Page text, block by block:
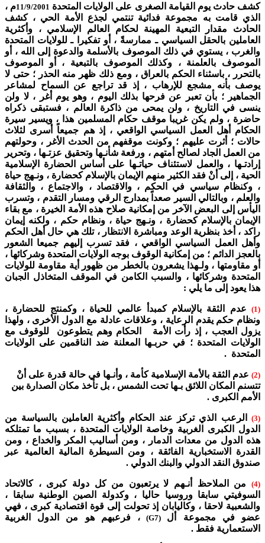
كشف حادث يوم القيامة الصغرى على الولايات المتحدة 11/9/2001م ،
الذي قامت به مجموعة فدائية تنتمي لجذع الأمة الحي ، كشف
الحادث مقدار التبعية المهينة لحكام العالم الإسلامي ، وأكثرية
العاملين بالحقل السياسي ـ ممارسةً ، أو تفكيرا ـ للولايات المتحدة
والغرب ، يستوي في ذلك الموصوف بالأسلمة والدعوة إلى الله ، أو
الموصوف بالعلمنة ، وكذلك الموصوف بالتبعية ، أو الموصوف
بالتحرر ، باسثناء الحكم بالعراق ، ومع ذلك ظهر منه الحذر ؛ حتى لا
يوصف بأنه مشجع للإرهاب ، إذ قد تراجع عن السماح لمشاعر
الجماهير ؛ بأن تعبر عن فرحها بذلك اليوم ، وهو يوم أغر ، لا ولن
ينسى في التاريخ ، ولن يمحى من ذاكرة العالم ، فستبقى ذكراه
حاضرة ، ولم يكن غريبا موقف حكام المسلمين هذا ، ويسير سيرة
الحكام أهل العمل السياسي الواقعي ، إذ هم جميعاً أسرى لثلاث
حالات ؛ أثرت عليهم ؛ وكونت موقفهم من الحدث الأغر ، وحولتهم
من العمل الجاد لصالح أمتهم ، ورفعة شأنـها وتحقيق عزتـها ، وتحرير
إرادتـها ، والعمل لاستئناف حياتـها على أساس الحضارة الإسلامية
الحية ، إلى أنْ فقد الكثير منهم الإيمان بالإسلام كحضارة ، ونـهج حياة
، وكنظام سياسي في الحكم ، والاقتصاد ، والاجتماع ، والثقافة
والعلم ، وبالتالي السير صعداً بمدارج الرقي ومسار التقدم ، وتسرب
اليأس إلى البعض الآخر من إمكانية صلاح هذه الأمة الخيرة ، مع بقاء
الإيمان بالإسلام كحضارة ، ونـهج حياة ، ونظام حكم ، ولكنه إيمان
راكد ، أخذ بنظرية الوعد ومباشرة الانتظار ، تلك هي حال أهل الحكم
وأهل العمل السياسي الواقعي ، فقد تسرب إليهم جميعا الشعور
بالعجز الدائم ؛ من إمكانية الوقوف بوجه الولايات المتحدة وشركائها ،
أو مقاومتها ، ولـهذا يشعرون بالخطر من ظهور أية مقاومة للولايات
المتحدة وشركائها ، والسبب الكامن في الموقف المتخاذل الجبان
هذا يعود إلى ما يلي :
(1)
عدم الثقة بالإسلام كمبدأ عالمي للحياة ، وكمنتج للحضارة ،
ونظام حكم يقدم الرعاية ، وعلاقات عادلة مع الدول الأخرى ، ولهذا
يزول العجب ، إذ رأت الأمة الحكام وهم يتطوعون للوقوف مع
الولايات المتحدة ؛ في حربـها المعلنة ضد الناقمين على الولايات
المتحدة .
(2)
عدم الثقة بالأمة الإسلامية كأمة ، وأنـها في حالة قدرة على أنْ
تتسنم المكان اللائق بـها تحت الشمس ، بل تأخذ مكان الصدارة بين
الأمم الكبرى .
(3)
الرعب الذي تركز عند الحكام وأكثرية العاملين بالسياسة من
الدول الكبرى الغربية وخاصة الولايات المتحدة ، بسبب ما تمتلكه
هذه الدول من معدات الدمار ، ومن أساليب المكر والخداع ، ومن
القدرة الاستخبارية الفائقة ، ومن السيطرة المالية العالمية عبر
صندوق النقد الدولي والبنك الدولي .
(4)
من الملاحظ أنـهم لا يرتعبون من كل دولة كبرى ، كالاتحاد
السوفيتي سابقا وروسيا حاليا ، وكدولة الصين الوطنية سابقا ،
والشعبية لاحقا ، وكاليابان إذ تحولت إلى قوة اقتصادية كبرى ، فهي
عضو في مجموعة أل (G7)
، فرعبهم هو من الدول الغربية
الاستعمارية فقط .